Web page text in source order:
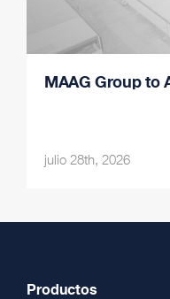
MAAG Group to
julio 28th, 2026
Productos